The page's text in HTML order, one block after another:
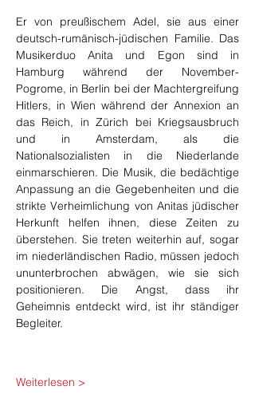
Er von preußischem Adel, sie aus einer
deutsch-rumänisch-jüdischen Familie. Das
Musikerduo Anita und Egon sind in
Hamburg während der November-
Pogrome, in Berlin bei der Machtergreifung
Hitlers, in Wien während der Annexion an
das Reich, in Zürich bei Kriegsausbruch
und in Amsterdam, als die
Nationalsozialisten in die Niederlande
einmarschieren. Die Musik, die bedächtige
Anpassung an die Gegebenheiten und die
strikte Verheimlichung von Anitas jüdischer
Herkunft helfen ihnen, diese Zeiten zu
überstehen. Sie treten weiterhin auf, sogar
im niederländischen Radio, müssen jedoch
ununterbrochen abwägen, wie sie sich
positionieren. Die Angst, dass ihr
Geheimnis entdeckt wird, ist ihr ständiger
Begleiter.
Weiterlesen >